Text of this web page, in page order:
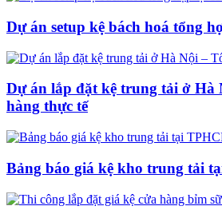
Dự án setup kệ bách hoá tổng
Dự án lắp đặt kệ trung tải ở Hà
hàng thực tế
Bảng báo giá kệ kho trung tải